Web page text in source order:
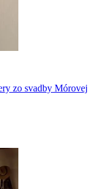
zo svadby Mórovej